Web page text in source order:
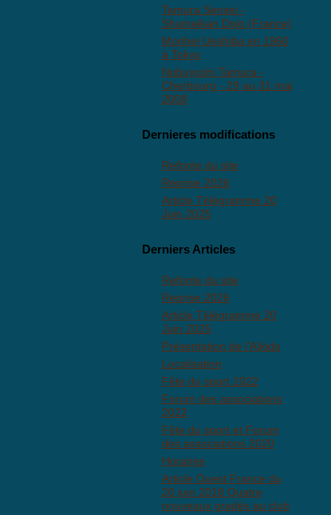
Tamura Sensei -
Shumeikan Dojo (France)
Morihei Ueshiba en 1960
à Tokyo
Nobuyoshi Tamura -
Cherbourg - 29 au 31 mai
2008
Dernieres modifications
Refonte du site
Reprise 2026
Article Télégramme 20
Juin 2025
Derniers Articles
Refonte du site
Reprise 2026
Article Télégramme 20
Juin 2025
Présentation de l'Aïkido
Localisation
Fête du sport 2022
Forum des associations
2022
Fête du sport et Forum
des associations 2020
Horaires
Article Ouest France du
20 juin 2018 Quatre
nouveaux gradés au club